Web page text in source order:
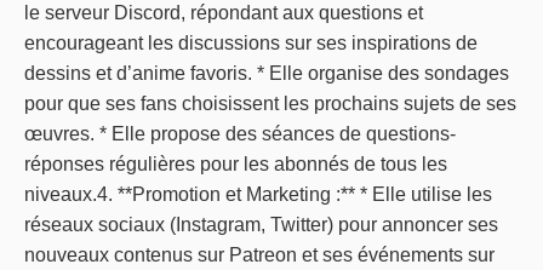
le serveur Discord, répondant aux questions et
encourageant les discussions sur ses inspirations de
dessins et d’anime favoris. * Elle organise des sondages
pour que ses fans choisissent les prochains sujets de ses
œuvres. * Elle propose des séances de questions-
réponses régulières pour les abonnés de tous les
niveaux.4. **Promotion et Marketing :** * Elle utilise les
réseaux sociaux (Instagram, Twitter) pour annoncer ses
nouveaux contenus sur Patreon et ses événements sur